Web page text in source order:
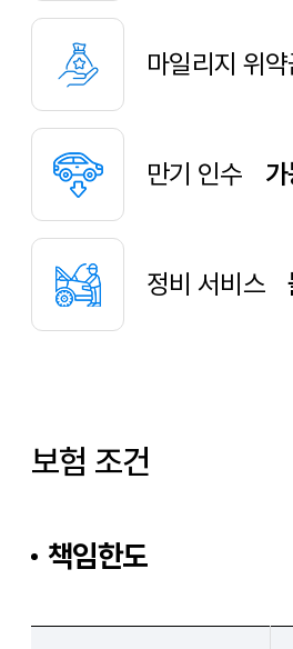
마일리지 위
만기 인수
정비 서비스
보험 조건
책임한도